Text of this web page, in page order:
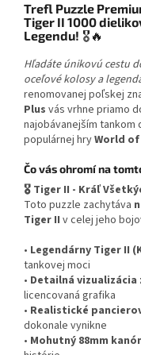
Trefl Puzzle
Tiger II 1000
Legendu! 🎖️🔥
Hľadáte únikovú cestu
oceľové kolosy a
renomovanej poľskej
Plus vás vrhne priamo
najobávanejším
populárnej hryWorld of
Čo vás ohromí na
🎖️ Tiger II - Kráľ
Toto puzzle zachytáva
Tiger II v celej jeho
• Legendárny Tiger II
tankovej moci
• Detailná vizualizácia
licencovaná grafika
• Realistické
dokonale vynikne
• Mohutný 88mm